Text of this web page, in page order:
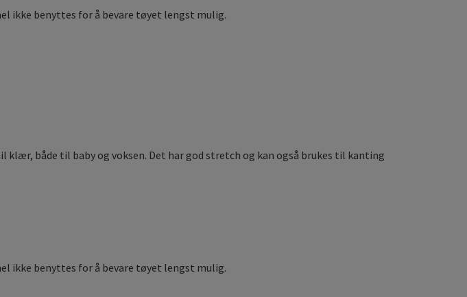
ikke benyttes for å bevare tøyet lengst mulig.
både til baby og voksen. Det har god stretch og kan også brukes til kanting
ikke benyttes for å bevare tøyet lengst mulig.